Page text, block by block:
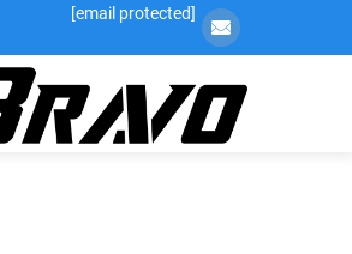
[email protected]